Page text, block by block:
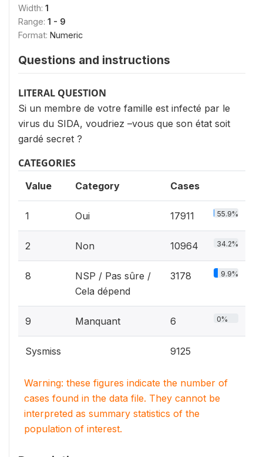
Width: 1
Range: 1 - 9
Format: Numeric
Questions and instructions
LITERAL QUESTION
Si un membre de votre famille est infecté par le
virus du SIDA, voudriez –vous que son état soit
gardé secret ?
CATEGORIES
Value Category Cases
1 Oui 17911 55.9%
2 Non 10964 34.2%
8
NSP / Pas sûre /
Cela dépend
3178 9.9%
9 Manquant 6 0%
Sysmiss 9125
Warning: these figures indicate the number of
cases found in the data file. They cannot be
interpreted as summary statistics of the
population of interest.